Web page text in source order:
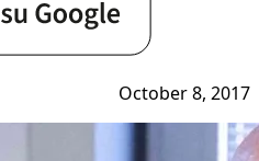
October 8, 2017